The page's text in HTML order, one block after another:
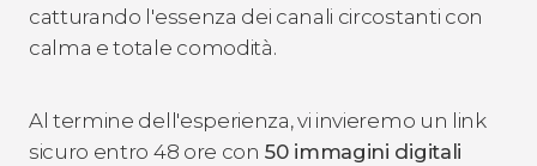
catturando l'essenza dei canali circostanti con
calma e totale comodità.
Al termine dell'esperienza, vi invieremo un link
sicuro entro 48 ore con 50 immagini digitali